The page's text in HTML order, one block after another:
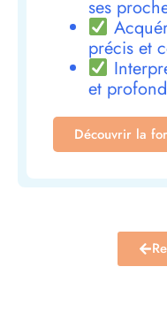
ses
précis et
et
Découvrir la